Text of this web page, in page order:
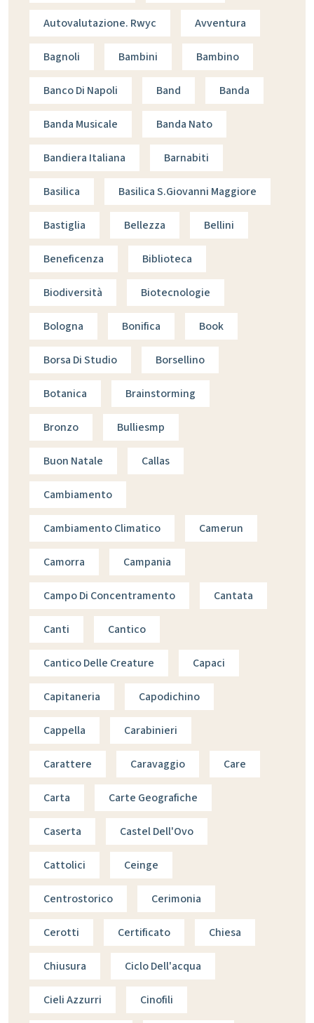
Autovalutazione. Rwyc Avventura
Bagnoli Bambini Bambino
Banco Di Napoli Band Banda
Banda Musicale Banda Nato
Bandiera Italiana Barnabiti
Basilica Basilica S.giovanni Maggiore
Bastiglia Bellezza Bellini
Beneficenza Biblioteca
Biodiversità Biotecnologie
Bologna Bonifica Book
Borsa Di Studio Borsellino
Botanica Brainstorming
Bronzo Bulliesmp
Buon Natale Callas
Cambiamento
Cambiamento Climatico Camerun
Camorra Campania
Campo Di Concentramento Cantata
Canti Cantico
Cantico Delle Creature Capaci
Capitaneria Capodichino
Cappella Carabinieri
Carattere Caravaggio Care
Carta Carte Geografiche
Caserta Castel Dell'Ovo
Cattolici Ceinge
Centrostorico Cerimonia
Cerotti Certificato Chiesa
Chiusura Ciclo Dell'acqua
Cieli Azzurri Cinofili